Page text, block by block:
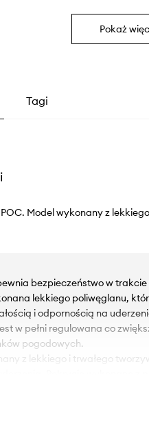
Pokaż
Tagi
Model wykonany z
bezpieczeństwo w
lekkiego poliwęglanu,
i odpornością na
w pełni regulowana co
pogodowych.
z lekkiego i trwałego